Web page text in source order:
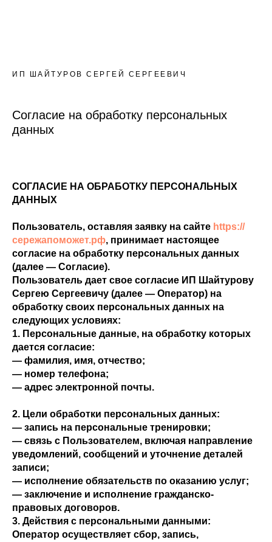
ИП ШАЙТУРОВ СЕРГЕЙ СЕРГЕЕВИЧ
Согласие на обработку персональных
данных
СОГЛАСИЕ НА ОБРАБОТКУ ПЕРСОНАЛЬНЫХ
ДАННЫХ
Пользователь, оставляя заявку на сайте https://
сережапоможет.рф, принимает настоящее
согласие на обработку персональных данных
(далее — Согласие).
Пользователь дает свое согласие ИП Шайтурову
Сергею Сергеевичу (далее — Оператор) на
обработку своих персональных данных на
следующих условиях:
1. Персональные данные, на обработку которых
дается согласие:
— фамилия, имя, отчество;
— номер телефона;
— адрес электронной почты.
2. Цели обработки персональных данных:
— запись на персональные тренировки;
— связь с Пользователем, включая направление
уведомлений, сообщений и уточнение деталей
записи;
— исполнение обязательств по оказанию услуг;
— заключение и исполнение гражданско-
правовых договоров.
3. Действия с персональными данными:
Оператор осуществляет сбор, запись,